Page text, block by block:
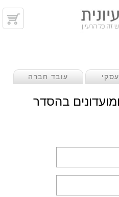
עובד חברה
בהסדר